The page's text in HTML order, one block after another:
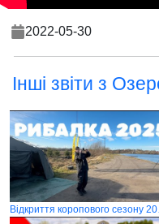
2022-05-30
Інші звіти з